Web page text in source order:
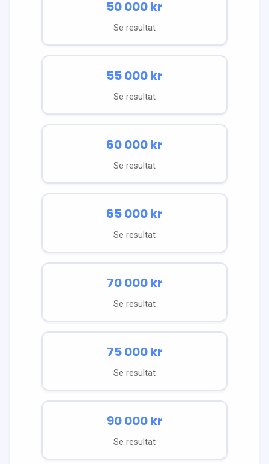
50 000kr
Se resultat
55 000kr
Se resultat
60 000kr
Se resultat
65 000kr
Se resultat
70 000kr
Se resultat
75 000kr
Se resultat
90 000kr
Se resultat